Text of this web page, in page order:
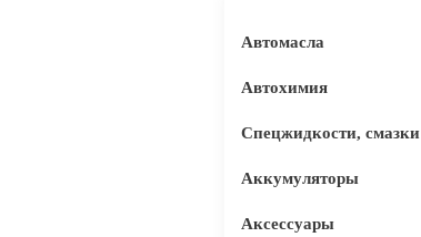
Автомасла
Автохимия
Спецжидкости, смазки
Аккумуляторы
Аксессуары